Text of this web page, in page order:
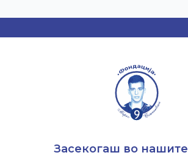
Засекогаш во